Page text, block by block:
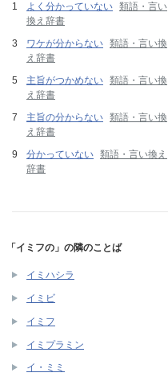
よく分かっていない 類語・言い
換え辞書
ワケが分からない 類語・言い換
え辞書
主旨がつかめない 類語・言い換
え辞書
主旨の分からない 類語・言い換
え辞書
分かっていない 類語・言い換え
辞書
「イミフの」の隣のことば
イミハシラ
イミビ
イミフ
イミプラミン
イ・ミミ